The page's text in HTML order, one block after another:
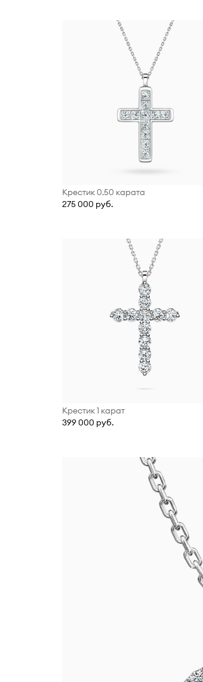
Крестик 0.50 карата
275 000 руб.
Крестик 1 карат
399 000 руб.